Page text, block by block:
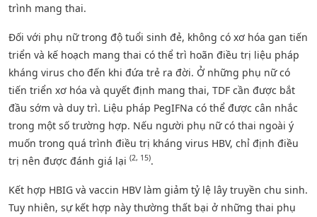
trình mang thai.
Đối với phụ nữ trong độ tuổi sinh đẻ, không có xơ hóa gan tiến
triển và kế hoạch mang thai có thể trì hoãn điều trị liệu pháp
kháng virus cho đến khi đứa trẻ ra đời. Ở những phụ nữ có
tiến triển xơ hóa và quyết định mang thai, TDF cần được bắt
đầu sớm và duy trì. Liệu pháp PegIFNa có thể được cân nhắc
trong một số trường hợp. Nếu người phụ nữ có thai ngoài ý
muốn trong quá trình điều trị kháng virus HBV, chỉ định điều
trị nên được đánh giá lại (2, 15).
Kết hợp HBIG và vaccin HBV làm giảm tỷ lệ lây truyền chu sinh.
Tuy nhiên, sự kết hợp này thường thất bại ở những thai phụ